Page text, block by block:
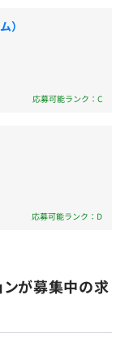
する体制を整え
よう心がけてい
としてのアウト
の学びも吸収で
ます。
）
応募可能ランク：C
応募可能ランク：D
ンが募集中の求